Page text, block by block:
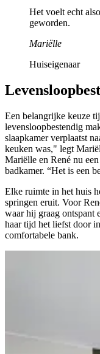
Het voelt echt
geworden.
Mariëlle
Huiseigenaar
Een belangrijke keuze
levensloopbestendig
slaapkamer verplaatst
keuken was," legt
Mariëlle en René nu
badkamer. “Het is een
Elke ruimte in het huis
springen eruit. Voor
waar hij graag ontspant
haar tijd het liefst door
comfortabele bank.